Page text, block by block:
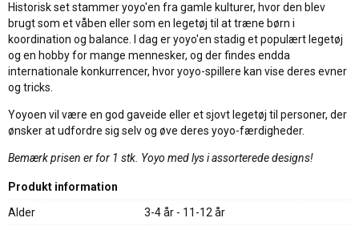
Historisk set stammer yoyo'en fra gamle kulturer, hvor den blev
brugt som et våben eller som en legetøj til at træne børn i
koordination og balance. I dag er yoyo'en stadig et populært legetøj
og en hobby for mange mennesker, og der findes endda
internationale konkurrencer, hvor yoyo-spillere kan vise deres evner
og tricks.
Yoyoen vil være en god gaveide eller et sjovt legetøj til personer, der
ønsker at udfordre sig selv og øve deres yoyo-færdigheder.
Bemærk prisen er for 1 stk. Yoyo med lys i assorterede designs!
Produkt information
Alder
3-4 år - 11-12 år